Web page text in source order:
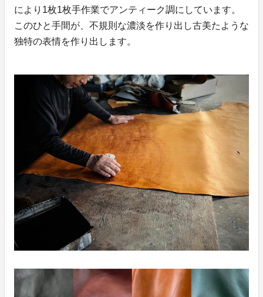
により1枚1枚手作業でアンティーク調にしています。
このひと手間が、不規則な濃淡を作り出し古美たような
独特の表情を作り出します。